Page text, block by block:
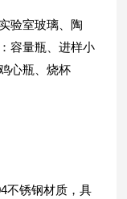
验室玻璃、陶
容量瓶、进样小
心瓶、烧杯
不锈钢材质，具